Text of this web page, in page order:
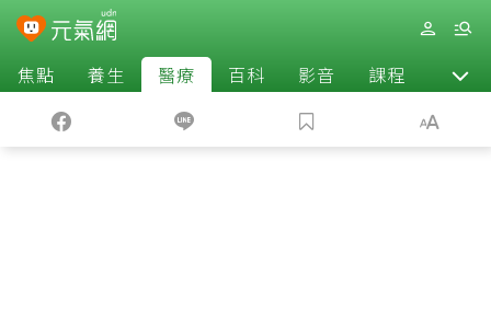
焦點 養生 醫療 百科 影音 課程 退休